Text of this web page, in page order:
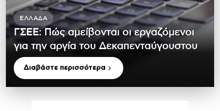
ΕΛΛΆΔΑ
ΓΣΕΕ: Πώς αμείβονται οι εργαζόμενοι
για την αργία του Δεκαπενταύγουστου
Διαβάστε περισσότερα